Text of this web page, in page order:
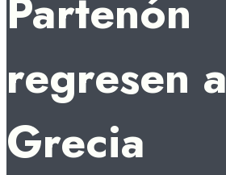
regresen a
Grecia